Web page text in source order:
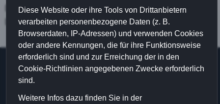
Datenschutzerklärung für Google +1, Twitter
Datenschutzerklärung
© 2026 |Home|Impressum|Datenschutz|
Haftungsausschluss
Datenschutzeinstellungen
Diese Website oder ihre Tools von Drittanbietern
verarbeiten personenbezogene Daten (z. B.
Browserdaten, IP-Adressen) und verwenden Cookies
oder andere Kennungen, die für ihre Funktionsweise
erforderlich sind und zur Erreichung der in den
Cookie-Richtlinien angegebenen Zwecke erforderlich
sind.
Weitere Infos dazu finden Sie in der